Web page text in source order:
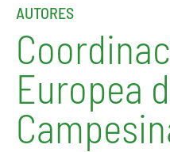
AUTORES
Europea